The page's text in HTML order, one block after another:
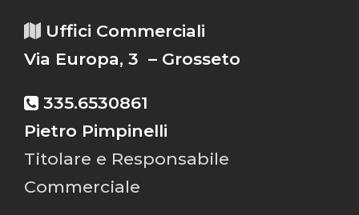
Uffici Commerciali
Via Europa, 3 – Grosseto
335.6530861
Pietro Pimpinelli
Titolare e Responsabile
Commerciale